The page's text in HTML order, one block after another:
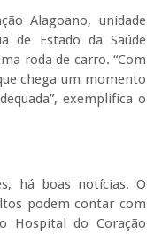
Alagoano, unidade
de Estado da Saúde
roda de carro. “Com
chega um momento
exemplifica o
há boas notícias. O
podem contar com
Hospital do Coração